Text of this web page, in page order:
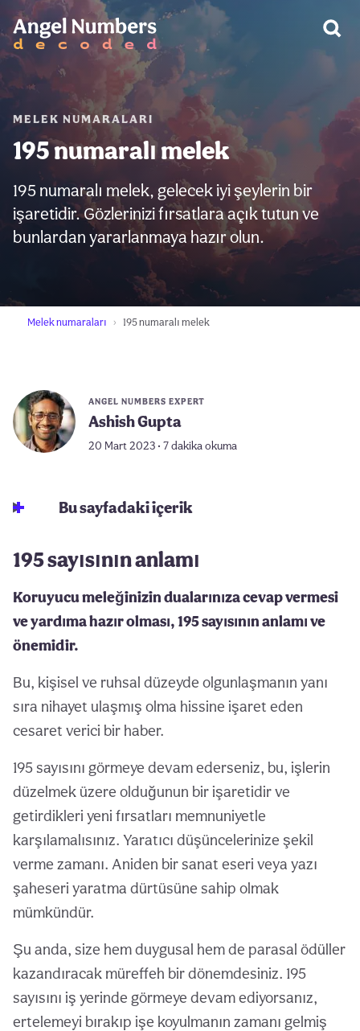
MELEK NUMARALARI
195 numaralı melek
195 numaralı melek, gelecek iyi şeylerin bir
işaretidir. Gözlerinizi fırsatlara açık tutun ve
bunlardan yararlanmaya hazır olun.
Melek numaraları 195 numaralı melek
ANGEL NUMBERS EXPERT
Ashish Gupta
20 Mart 2023 • 7 dakika okuma
Bu sayfadaki içerik
195 sayısının anlamı
Koruyucu meleğinizin dualarınıza cevap vermesi
ve yardıma hazır olması, 195 sayısının anlamı ve
önemidir.
Bu, kişisel ve ruhsal düzeyde olgunlaşmanın yanı
sıra nihayet ulaşmış olma hissine işaret eden
cesaret verici bir haber.
195 sayısını görmeye devam ederseniz, bu, işlerin
düzelmek üzere olduğunun bir işaretidir ve
getirdikleri yeni fırsatları memnuniyetle
karşılamalısınız. Yaratıcı düşüncelerinize şekil
verme zamanı. Aniden bir sanat eseri veya yazı
şaheseri yaratma dürtüsüne sahip olmak
mümkündür.
Şu anda, size hem duygusal hem de parasal ödüller
kazandıracak müreffeh bir dönemdesiniz. 195
sayısını iş yerinde görmeye devam ediyorsanız,
ertelemeyi bırakıp işe koyulmanın zamanı gelmiş
UYARI: